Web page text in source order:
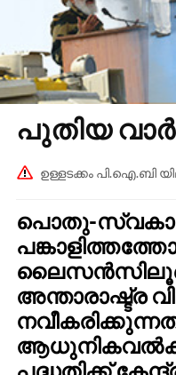
പുതിയ
ഉള്ളടക്കം പി.ഐ.ബി
പൊതു-
അന്താരാഷ്ട്ര